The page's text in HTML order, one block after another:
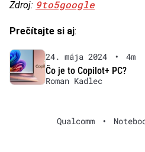
Zdroj: 9to5google
Prečítajte si aj:
24. mája 2024 •
4m
Čo je to Copilot+ PC?
Roman Kadlec
Qualcomm •